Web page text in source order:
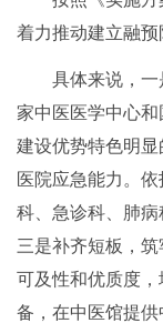
着力推动建立融
具体来说，
家中医医学中心
建设优势特色明
医院应急能力。
科、急诊科、肺
三是补齐短板，
可及性和优质度
备，在中医馆提